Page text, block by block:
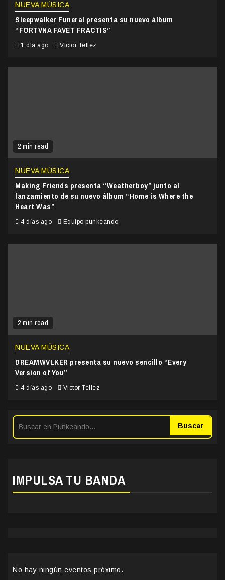
NUEVA MÚSICA
Sleepwalker Funeral presenta su nuevo álbum
“FORTVNA FAVET FRACTIS”
1 día ago Victor Tellez
2 min read
NUEVA MÚSICA
Making Friends presenta “Weatherboy” junto al
lanzamiento de su nuevo álbum “Home is Where the
Heart Was”
4 días ago Equipo punkeando
2 min read
NUEVA MÚSICA
DREAMWVLKER presenta su nuevo sencillo “Every
Version of You”
4 días ago Victor Tellez
Buscar
IMPULSA TU BANDA
No hay ningún eventos próximo.